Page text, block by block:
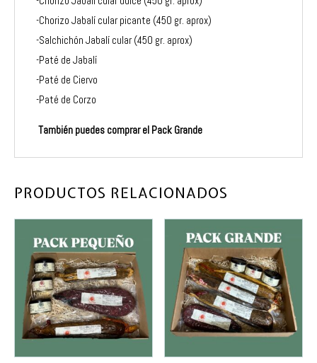
-Chorizo Jabalí cular picante (450 gr. aprox)
-Salchichón Jabalí cular (450 gr. aprox)
-Paté de Jabalí
-Paté de Ciervo
-Paté de Corzo
También puedes comprar el Pack Grande
PRODUCTOS RELACIONADOS